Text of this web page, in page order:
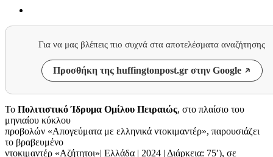
Για να μας βλέπεις πιο συχνά στα αποτελέσματα αναζήτησης
Προσθήκη της huffingtonpost.gr στην Google
Το Πολιτιστικό Ίδρυμα Ομίλου Πειραιώς, στο πλαίσιο του
μηνιαίου κύκλου
προβολών «Απογεύματα με ελληνικά ντοκιμαντέρ», παρουσιάζει
το βραβευμένο
ντοκιμαντέρ «Αζήτητοι»| Ελλάδα | 2024 | Διάρκεια: 75′), σε